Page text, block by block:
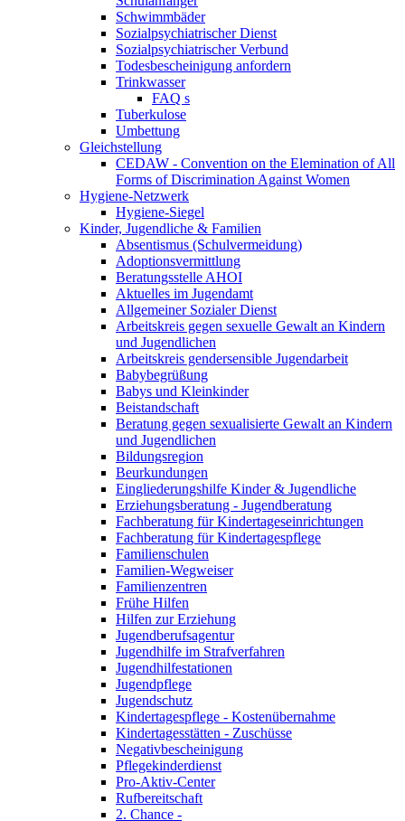
Schwimmbäder
Sozialpsychiatrischer Dienst
Sozialpsychiatrischer Verbund
Todesbescheinigung anfordern
Trinkwasser
FAQ s
Tuberkulose
Umbettung
Gleichstellung
CEDAW - Convention on the Elemination of All
Forms of Discrimination Against Women
Hygiene-Netzwerk
Hygiene-Siegel
Kinder, Jugendliche & Familien
Absentismus (Schulvermeidung)
Adoptionsvermittlung
Beratungsstelle AHOI
Aktuelles im Jugendamt
Allgemeiner Sozialer Dienst
Arbeitskreis gegen sexuelle Gewalt an Kindern
und Jugendlichen
Arbeitskreis gendersensible Jugendarbeit
Babybegrüßung
Babys und Kleinkinder
Beistandschaft
Beratung gegen sexualisierte Gewalt an Kindern
und Jugendlichen
Bildungsregion
Beurkundungen
Eingliederungshilfe Kinder & Jugendliche
Erziehungsberatung - Jugendberatung
Fachberatung für Kindertageseinrichtungen
Fachberatung für Kindertagespflege
Familienschulen
Familien-Wegweiser
Familienzentren
Frühe Hilfen
Hilfen zur Erziehung
Jugendberufsagentur
Jugendhilfe im Strafverfahren
Jugendhilfestationen
Jugendpflege
Jugendschutz
Kindertagespflege - Kostenübernahme
Kindertagesstätten - Zuschüsse
Negativbescheinigung
Pflegekinderdienst
Pro-Aktiv-Center
Rufbereitschaft
2. Chance -